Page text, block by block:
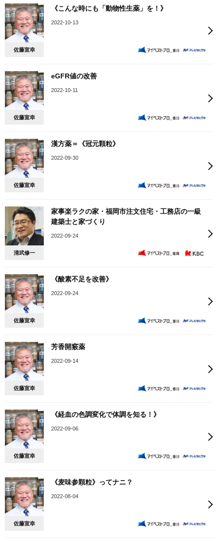
佐藤宣幸
《こんな時にも「動物性生薬」を！》
2022-10-13
佐藤宣幸
eGFR値の改善
2022-10-11
佐藤宣幸
漢方薬＝《冠元顆粒》
2022-09-30
清武修一
家事楽ラクの家・福岡市注文住宅・工務店の一級
建築士と家づくり
2022-09-24
佐藤宣幸
《酸素不足を改善》
2022-09-24
佐藤宣幸
芳香開竅薬
2022-09-14
佐藤宣幸
《経血の色調変化で体調を知る！》
2022-09-06
佐藤宣幸
《麦味参顆粒》ってナニ？
2022-08-04